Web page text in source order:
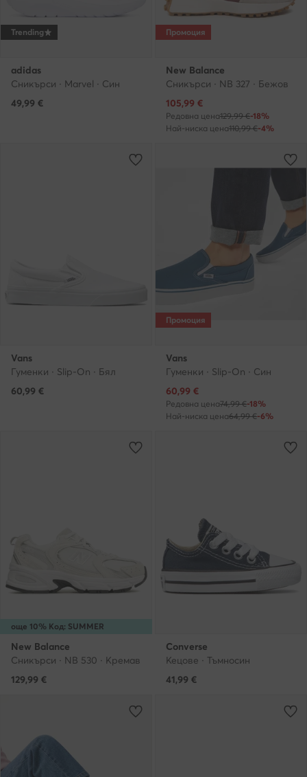
Trending
adidas
Сникърси · Marvel · Син
49,99 €
Промоция
New Balance
Сникърси · NB 327 · Бежов
Актуална цена
105,99 €
Редовна цена129,99 €-18%
Най-ниска цена110,99 €-4%
Vans
Гуменки · Slip-On · Бял
60,99 €
Промоция
Vans
Гуменки · Slip-On · Син
Актуална цена
60,99 €
Редовна цена74,99 €-18%
Най-ниска цена64,99 €-6%
още 10% Код: SUMMER
New Balance
Сникърси · NB 530 · Кремав
129,99 €
Converse
Кецове · Тъмносин
41,99 €